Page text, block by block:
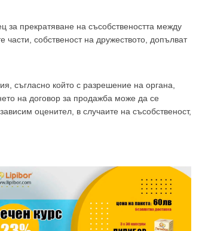
прекратяване на съсобствеността между
части, собственост на дружеството, допълват
съгласно който с разрешение на органа,
на договор за продажба може да се
оценител, в случаите на съсобственост,